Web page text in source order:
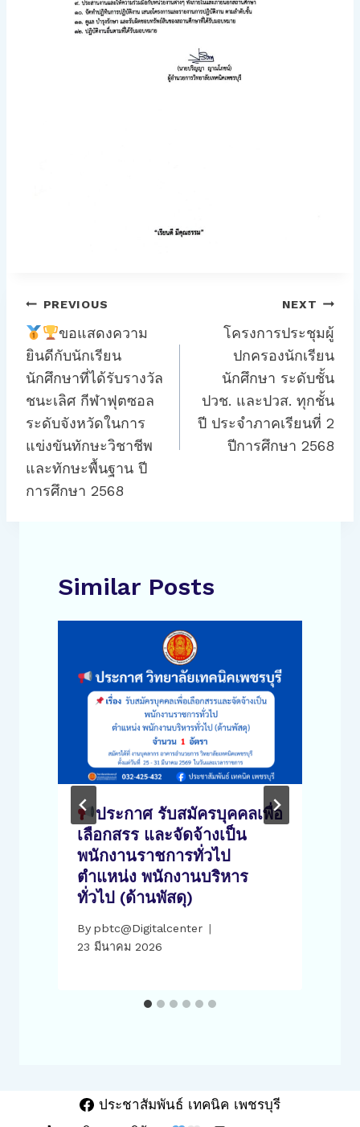
แนะแนว
เรื่อง
PREVIOUS
ขอแสดงความ
ยินดีกับนักเรียน
นักศึกษาที่ได้รับรางวัล
ชนะเลิศ กีฬาฟุตซอล
ระดับจังหวัดในการ
แข่งขันทักษะวิชาชีพ
และทักษะพื้นฐาน ปี
การศึกษา 2568
NEXT
โครงการประชุมผู้
ปกครองนักเรียน
นักศึกษา ระดับชั้น
ปวช. และปวส. ทุกชั้น
ปี ประจำภาคเรียนที่ 2
ปีการศึกษา 2568
Similar Posts
ประกาศ รับสมัครบุคคลเพื่อ
เลือกสรร และจัดจ้างเป็น
พนักงานราชการทั่วไป
ตำแหน่ง พนักงานบริหาร
ทั่วไป (ด้านพัสดุ)
By pbtc@Digitalcenter
23 มีนาคม 2026
ประชาสัมพันธ์ เทคนิค เพชรบุรี